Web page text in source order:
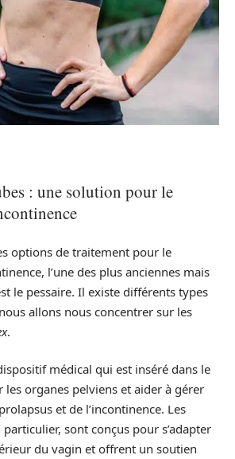
: une solution pour le
options de traitement pour le
l’une des plus anciennes mais
le pessaire. Il existe différents types
allons nous concentrer sur les
.
médical qui est inséré dans le
organes pelviens et aider à gérer
et de l’incontinence. Les
particulier, sont conçus pour s’adapter
du vagin et offrent un soutien